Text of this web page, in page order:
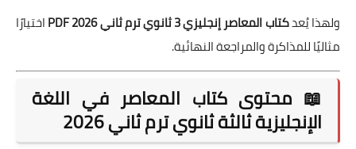
ولهذا يُعدكتاب المعاصر إنجليزي 3 ثانوي ترم ثاني 2026 PDF
اختيارًا
مثاليًا للمذاكرة والمراجعة النهائية.
📖 محتوى كتاب المعاصر في اللغة
الإنجليزية ثالثة ثانوي ترم ثاني 2026